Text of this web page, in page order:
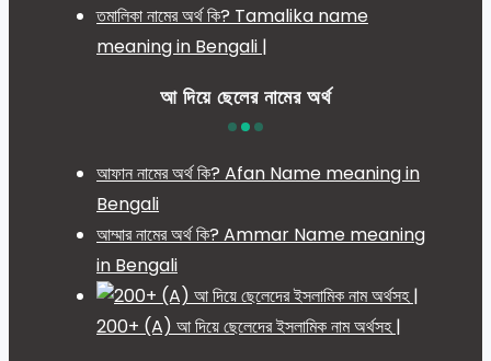
তমালিকা নামের অর্থ কি? Tamalika name
meaning in Bengali |
আ দিয়ে ছেলের নামের অর্থ
আফান নামের অর্থ কি? Afan Name meaning in
Bengali
আম্মার নামের অর্থ কি? Ammar Name meaning
in Bengali
200+ (A) আ দিয়ে ছেলেদের ইসলামিক নাম অর্থসহ |